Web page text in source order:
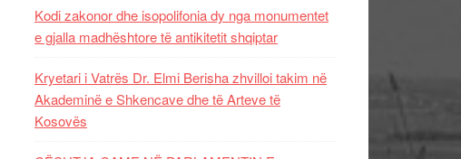
Kodi zakonor dhe isopolifonia dy nga monumentet
e gjalla madhështore të antikitetit shqiptar
Kryetari i Vatrës Dr. Elmi Berisha zhvilloi takim në
Akademinë e Shkencave dhe të Arteve të
Kosovës